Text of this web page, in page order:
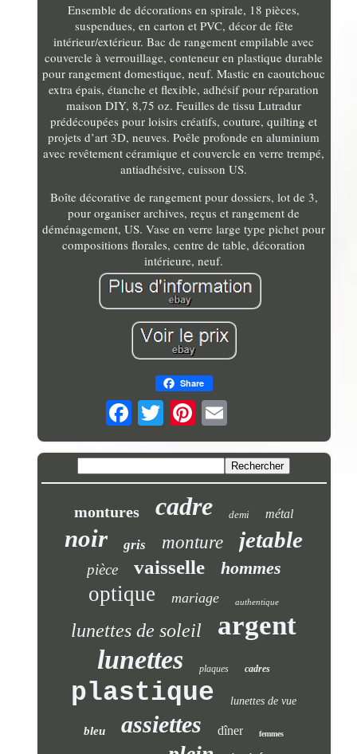
Ensemble de décorations en spirale, 18 pièces,
suspendues, en carton et PVC, décor de fête
intérieur/extérieur. Bac de rangement empilable avec
couvercle à verrouillage, conteneur en plastique durable
pour rangement domestique, neuf. Mastic en caoutchouc
extra épais, étanche et flexible, adhésif pour réparation
maison DIY, 8,75 oz. Feuilles de tissu Lutradur
prédécoupées pour loisirs créatifs, couture, quilting et
projets d’art 3D, neuves. Poêle profonde en aluminium
avec revêtement céramique et couvercle en verre trempé,
antiadhésive, cuisson US.
Boîte décorative de rangement pour dossiers, lot de 3,
pour organiser archives, reçus et rangement de
déménagement, US. Vase en verre large type pichet pour
compositions florales, centre de table, décoration
intérieure, neuf.
Share
montures cadre demi métal
noir gris monture jetable
pièce vaisselle hommes
optique mariage authentique
lunettes de soleil argent
lunettes plaques cadres
plastique lunettes de vue
bleu assiettes dîner femmes